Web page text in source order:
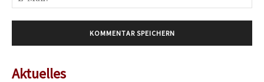
Aktuelles